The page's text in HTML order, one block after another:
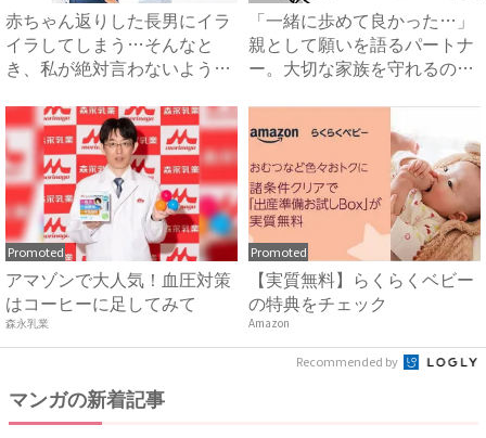
赤ちゃん返りした長男にイラ
イラしてしまう…そんなと
き、私が絶対言わないように
「一緒に歩めて良かった…」
親として願いを語るパートナ
ー。大切な家族を守れるのか
Promoted
アマゾンで大人気！血圧対策
はコーヒーに足してみて
森永乳業
Promoted
【実質無料】らくらくベビー
の特典をチェック
Amazon
Recommended by
マンガの新着記事